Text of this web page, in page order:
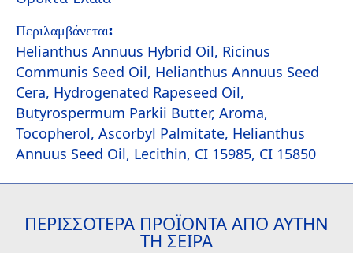
Περιλαμβάνεται:
Helianthus Annuus Hybrid Oil, Ricinus
Communis Seed Oil, Helianthus Annuus Seed
Cera, Hydrogenated Rapeseed Oil,
Butyrospermum Parkii Butter, Aroma,
Tocopherol, Ascorbyl Palmitate, Helianthus
Annuus Seed Oil, Lecithin, CI 15985, CI 15850
ΠΕΡΙΣΣΌΤΕΡΑ ΠΡΟΪΌΝΤΑ ΑΠΌ ΑΥΤΉΝ
ΤΗ ΣΕΙΡΆ